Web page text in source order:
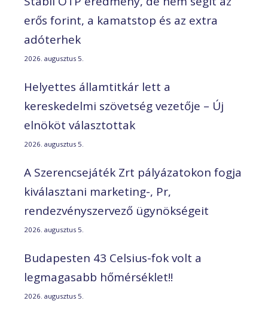
erős forint, a kamatstop és az extra
adóterhek
2026. augusztus 5.
Helyettes államtitkár lett a
kereskedelmi szövetség vezetője – Új
elnököt választottak
2026. augusztus 5.
A Szerencsejáték Zrt pályázatokon fogja
kiválasztani marketing-, Pr,
rendezvényszervező ügynökségeit
2026. augusztus 5.
Budapesten 43 Celsius-fok volt a
legmagasabb hőmérséklet!!
2026. augusztus 5.